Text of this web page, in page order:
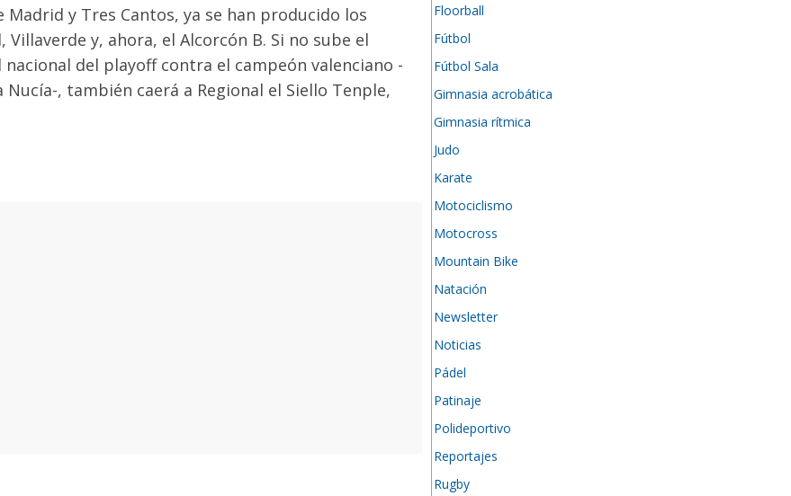
y Tres Cantos, ya se han producido los
y, ahora, el Alcorcón B. Si no sube el
del playoff contra el campeón valenciano -
, también caerá a Regional el Siello Tenple,
Floorball
Fútbol
Fútbol Sala
Gimnasia acrobática
Gimnasia rítmica
Judo
Karate
Motociclismo
Motocross
Mountain Bike
Natación
Newsletter
Noticias
Pádel
Patinaje
Polideportivo
Reportajes
Rugby